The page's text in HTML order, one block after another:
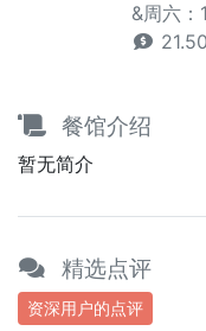
&周六
餐馆介绍
暂无简介
精选点评
资深用户的点评